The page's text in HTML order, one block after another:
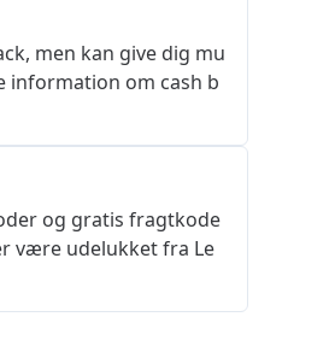
men kan give dig mu
information om cash b
og gratis fragtkode
være udelukket fra Le